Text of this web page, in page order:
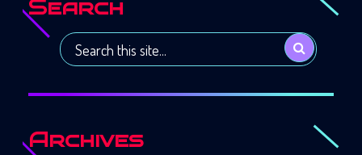
Search
Archives